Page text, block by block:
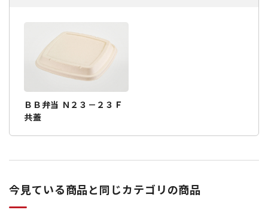
ＢＢ弁当 Ｎ２３－２３Ｆ
共蓋
今見ている商品と同じカテゴリの商品